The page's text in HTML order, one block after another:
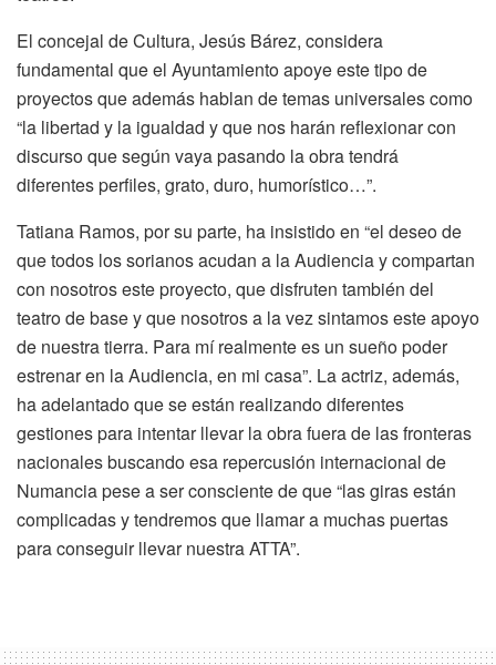
El concejal de Cultura, Jesús Bárez, considera
fundamental que el Ayuntamiento apoye este tipo de
proyectos que además hablan de temas universales como
“la libertad y la igualdad y que nos harán reflexionar con
discurso que según vaya pasando la obra tendrá
diferentes perfiles, grato, duro, humorístico…”.
Tatiana Ramos, por su parte, ha insistido en “el deseo de
que todos los sorianos acudan a la Audiencia y compartan
con nosotros este proyecto, que disfruten también del
teatro de base y que nosotros a la vez sintamos este apoyo
de nuestra tierra. Para mí realmente es un sueño poder
estrenar en la Audiencia, en mi casa”. La actriz, además,
ha adelantado que se están realizando diferentes
gestiones para intentar llevar la obra fuera de las fronteras
nacionales buscando esa repercusión internacional de
Numancia pese a ser consciente de que “las giras están
complicadas y tendremos que llamar a muchas puertas
para conseguir llevar nuestra ATTA”.